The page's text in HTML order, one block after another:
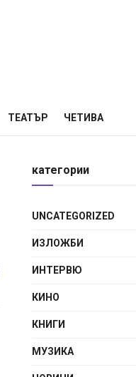
ТЕАТЪР ЧЕТИВА
категории
UNCATEGORIZED
ИЗЛОЖБИ
ИНТЕРВЮ
КИНО
КНИГИ
МУЗИКА